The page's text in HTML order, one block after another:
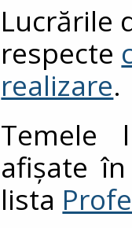
Lucrările
respecte
realizare.
Temele
afișate
lista